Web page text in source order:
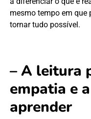
mesmo tempo em que
tornar tudo possível.
– A leitura
empatia e
aprender